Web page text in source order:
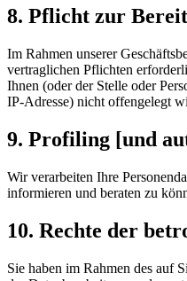
8. Pflicht zur
Im Rahmen unserer
vertraglichen Pflichten
Ihnen (oder der Stelle oder
IP-Adresse) nicht offengelegt
9. Profiling [und
Wir verarbeiten Ihre
informieren und beraten zu
10. Rechte der
Sie haben im Rahmen des auf